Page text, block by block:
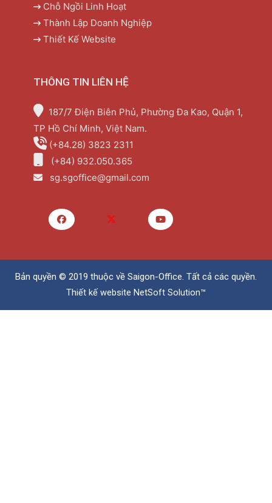
Chỗ Ngồi Linh Hoạt
Thành Lập Doanh Nghiệp
Thiết Kế Website
THÔNG TIN LIÊN HỆ
187/7 Điện Biên Phủ, Phường Đa Kao, Quận 1,
TP Hồ Chí Minh, Việt Nam.
(+84.28) 3823 2311
(+84) 932.050.365
sg.sgoffice@gmail.com
Bản quyền © 2019 thuộc về Saigon-Office . Tất cả các quyền.
Thiết kế website NetSoft Solution™